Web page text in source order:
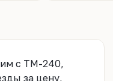
с TM-240,
за цену,